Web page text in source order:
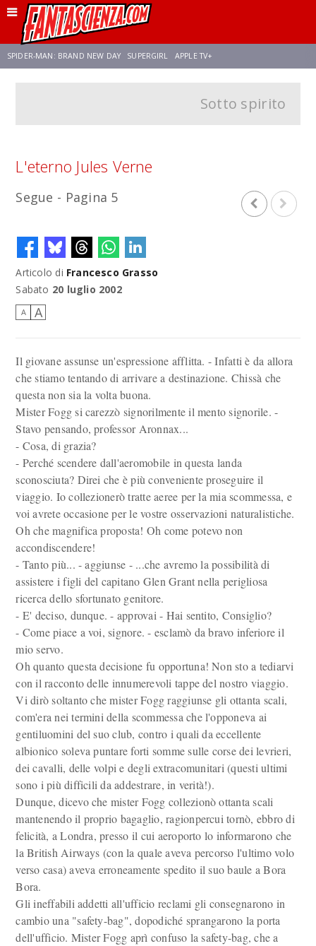
SPIDER-MAN: BRAND NEW DAY SUPERGIRL APPLE TV+
AVENGERS: DOOMSDAY
Sotto spirito
L'eterno Jules Verne
Segue - Pagina 5
Articolo di Francesco Grasso
Sabato 20 luglio 2002
A A
Il giovane assunse un'espressione afflitta. - Infatti è da allora
che stiamo tentando di arrivare a destinazione. Chissà che
questa non sia la volta buona.
Mister Fogg si carezzò signorilmente il mento signorile. -
Stavo pensando, professor Aronnax...
- Cosa, di grazia?
- Perché scendere dall'aeromobile in questa landa
sconosciuta? Direi che è più conveniente proseguire il
viaggio. Io collezionerò tratte aeree per la mia scommessa, e
voi avrete occasione per le vostre osservazioni naturalistiche.
Oh che magnifica proposta! Oh come potevo non
accondiscendere!
- Tanto più... - aggiunse - ...che avremo la possibilità di
assistere i figli del capitano Glen Grant nella perigliosa
ricerca dello sfortunato genitore.
- E' deciso, dunque. - approvai - Hai sentito, Consiglio?
- Come piace a voi, signore. - esclamò da bravo inferiore il
mio servo.
Oh quanto questa decisione fu opportuna! Non sto a tediarvi
con il racconto delle innumerevoli tappe del nostro viaggio.
Vi dirò soltanto che mister Fogg raggiunse gli ottanta scali,
com'era nei termini della scommessa che l'opponeva ai
gentiluomini del suo club, contro i quali da eccellente
albionico soleva puntare forti somme sulle corse dei levrieri,
dei cavalli, delle volpi e degli extracomunitari (questi ultimi
sono i più difficili da addestrare, in verità!).
Dunque, dicevo che mister Fogg collezionò ottanta scali
mantenendo il proprio bagaglio, ragionpercui tornò, ebbro di
felicità, a Londra, presso il cui aeroporto lo informarono che
la British Airways (con la quale aveva percorso l'ultimo volo
verso casa) aveva erroneamente spedito il suo baule a Bora
Bora.
Gli ineffabili addetti all'ufficio reclami gli consegnarono in
cambio una "safety-bag", dopodiché sprangarono la porta
dell'ufficio. Mister Fogg aprì confuso la safety-bag, che a